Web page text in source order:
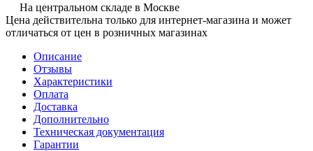
На центральном складе в Москве
Цена действительна только для интернет-магазина и может
отличаться от цен в розничных магазинах
Описание
Отзывы
Характеристики
Оплата
Доставка
Дополнительно
Техническая документация
Гарантии